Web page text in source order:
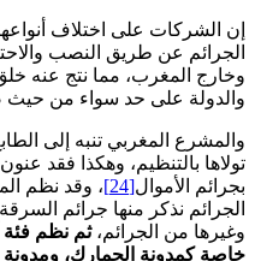
إن الشركات على اختلاف
الجرائم عن طريق النصب
وخارج المغرب، مما نتج عنه
والدولة على حد سواء من حيث
والمشرع المغربي تنبه إلى
تولاها بالتنظيم، وهكذا فقد
بجرائم الأموال[24]
، وقد نظم
الجرائم نذكر منها جرائم
وغيرها من الجرائم،ثم نظم فئة
خاصة كمدونة الجمارك،